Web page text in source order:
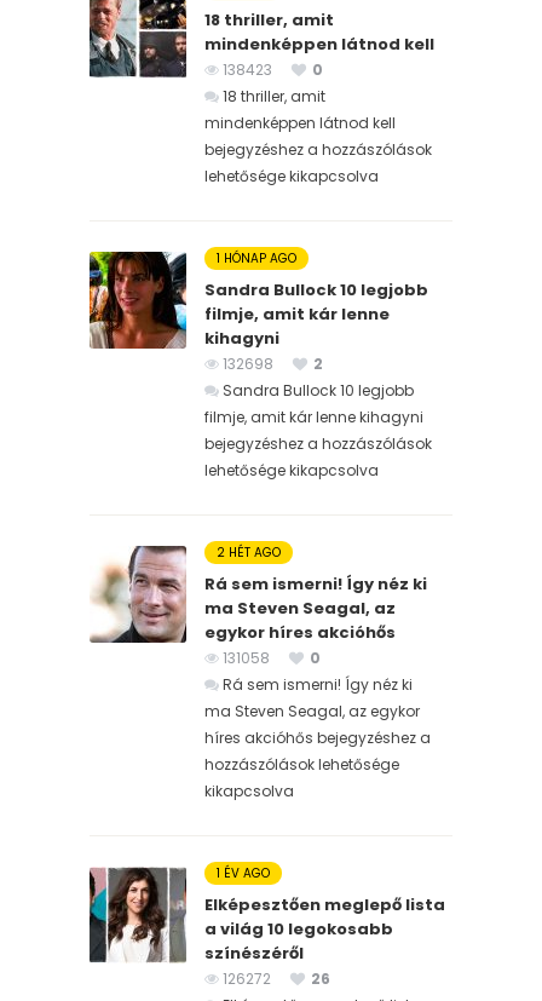
18 thriller, amit
mindenképpen látnod kell
138423
0
18 thriller, amit
mindenképpen látnod kell
bejegyzéshez a hozzászólások
lehetősége kikapcsolva
1 HÓNAP AGO
Sandra Bullock 10 legjobb
filmje, amit kár lenne
kihagyni
132698
2
Sandra Bullock 10 legjobb
filmje, amit kár lenne kihagyni
bejegyzéshez a hozzászólások
lehetősége kikapcsolva
2 HÉT AGO
Rá sem ismerni! Így néz ki
ma Steven Seagal, az
egykor híres akcióhős
131058
0
Rá sem ismerni! Így néz ki
ma Steven Seagal, az egykor
híres akcióhős bejegyzéshez a
hozzászólások lehetősége
kikapcsolva
1 ÉV AGO
Elképesztően meglepő lista
a világ 10 legokosabb
színészéről
126272
26